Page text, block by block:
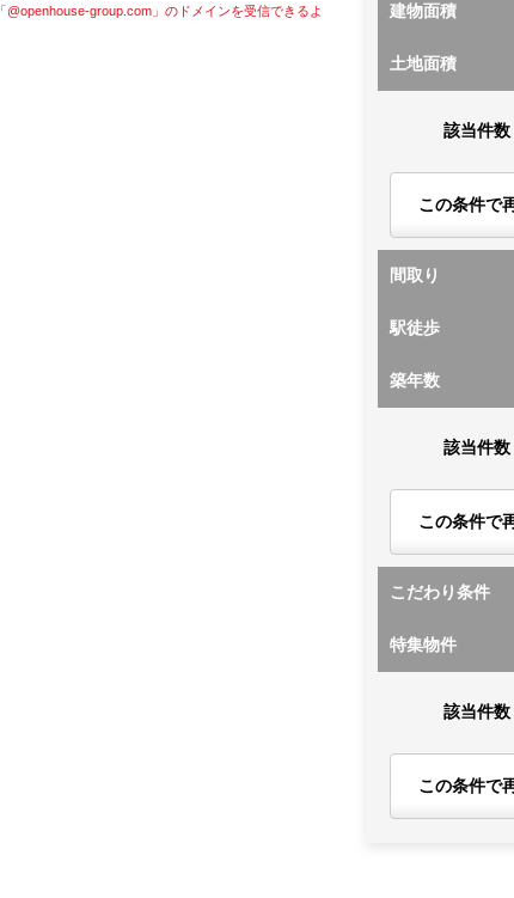
「@openhouse-group.com」のドメインを受信できるよ
建物面積
土地面積
該当件数
この条件で
間取り
駅徒歩
築年数
該当件数
この条件で
こだわり条件
特集物件
該当件数
この条件で